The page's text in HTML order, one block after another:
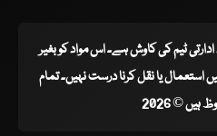
ادارتی ٹیم کی کاوش ہے۔ اس مواد کو بغیر
یا نقل کرنا درست نہیں۔ تمام
© 2026